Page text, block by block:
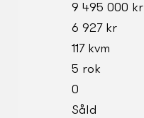
9 495 000 kr
6 927 kr
117 kvm
5 rok
0
Såld